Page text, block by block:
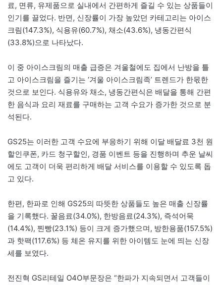
료, 면류, 유제품으로 실내에서 간편하게 즐길 수 있는 상품들이
인기를 끌었다. 반면, 신장률이 가장 높았던 카테고리는 아이스
크림(147.3%), 식용유(60.7%), 채소(43.6%), 냉동간편식
(33.8%)으로 나타났다.
이 중 아이스크림의 매출 급증은 겨울철에도 집에서 난방을 틀
고 아이스크림을 즐기는 ‘겨울 아이스크림족’ 트렌드가 한몫한
것으로 보인다. 식용유와 채소, 냉동간편식은 배달을 통해 간편
한 음식과 요리 재료를 구매하는 고객 수요가 증가한 것으로 분
석된다.
GS25는 이러한 고객 수요에 부응하기 위해 이달 배달료 3천 원
할인쿠폰, 카드 청구할인, 경품 이벤트 등을 진행하며 추운 날씨
에도 고객이 더욱 편리하게 배달 서비스를 이용할 수 있도록 돕
고 있다.
한편, 한파로 인해 GS25의 따뜻한 상품들도 높은 매출 신장률
을 기록했다. 꿀음료(34.0%), 한방음료(24.3%), 즉석어묵
(14.4%), 찐빵(23.1%) 등이 크게 증가했으며, 방한용품(157.5%)
과 핫팩(117.6%) 등 체온 유지를 위한 아이템도 눈에 띄는 신장
세를 보였다.
전진혁 GS리테일 O4O부문장은 “한파가 지속되면서 고객들이